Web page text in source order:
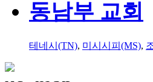
동남부 교회
테네시(TN), 미시시피(MS),